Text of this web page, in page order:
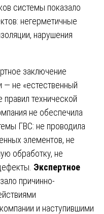
системы показало
негерметичные
нарушения
заключение
— не «естественный
технической
не обеспечила
ГВС: не проводила
элементов, не
обработку, не
Экспертное
причинно-
и наступившими